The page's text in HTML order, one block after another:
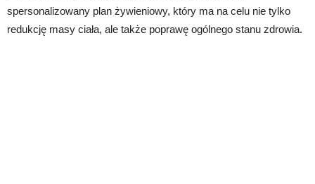
spersonalizowany plan żywieniowy, który ma na celu nie tylko
redukcję masy ciała, ale także poprawę ogólnego stanu zdrowia.